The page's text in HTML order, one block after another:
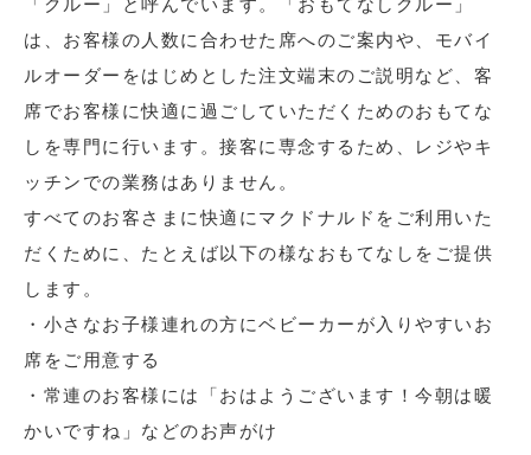
「クルー」と呼んでいます。「おもてなしクルー」
は、お客様の人数に合わせた席へのご案内や、モバイ
ルオーダーをはじめとした注文端末のご説明など、客
席でお客様に快適に過ごしていただくためのおもてな
しを専門に行います。接客に専念するため、レジやキ
ッチンでの業務はありません。
すべてのお客さまに快適にマクドナルドをご利用いた
だくために、たとえば以下の様なおもてなしをご提供
します。
・小さなお子様連れの方にベビーカーが入りやすいお
席をご用意する
・常連のお客様には「おはようございます！今朝は暖
かいですね」などのお声がけ